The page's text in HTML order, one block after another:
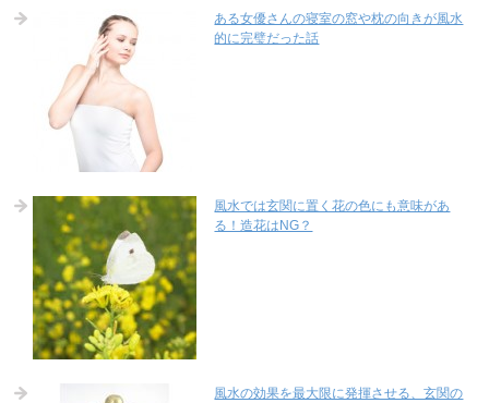
ある女優さんの寝室の窓や枕の向きが風水
的に完璧だった話
風水では玄関に置く花の色にも意味があ
る！造花はNG？
風水の効果を最大限に発揮させる、玄関の